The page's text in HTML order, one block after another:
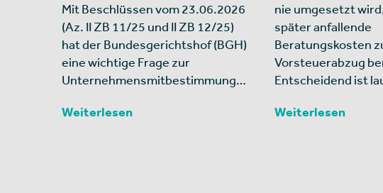
Mit Beschlüssen vom 23.06.2026
(Az. II ZB 11/25 und II ZB 12/25)
hat der Bundesgerichtshof (BGH)
eine wichtige Frage zur
Unternehmensmitbestimmung…
Weiterlesen
nie umgesetzt
später anfallende
Beratungskosten
Vorsteuerabzug
Entscheidend ist
Weiterlesen